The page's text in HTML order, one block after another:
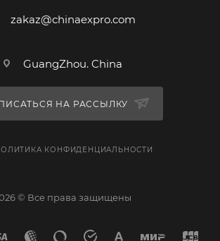
zakaz@chinaexpro.com
GuangZhou. China
НА РАССЫЛКУ
КОНФИДЕНЦИАЛЬНОСТИ
© Все права защищены